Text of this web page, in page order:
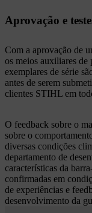
Aprovação e
Com a aprovação de
os meios auxiliares de
exemplares de série
antes de serem
clientes STIHL em
O feedback sobre o
sobre o
diversas condições
departamento de
características da
confirmadas em
de experiências e
desenvolvimento da